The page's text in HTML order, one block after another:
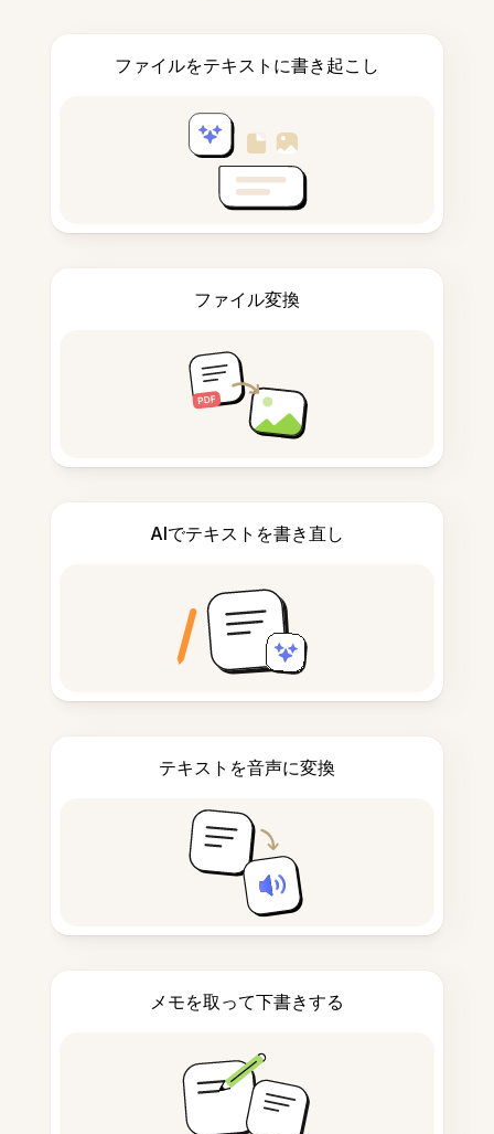
ファイルをテキストに書き起こし
ファイル変換
AIでテキストを書き直し
テキストを音声に変換
メモを取って下書きする